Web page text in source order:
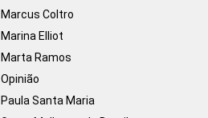
Marcus Coltro
Marina Elliot
Marta Ramos
Opinião
Paula Santa Maria